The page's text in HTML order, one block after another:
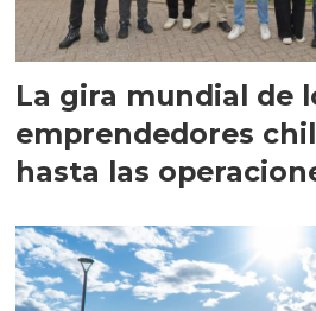
La gira mundial de
emprendedores
hasta las